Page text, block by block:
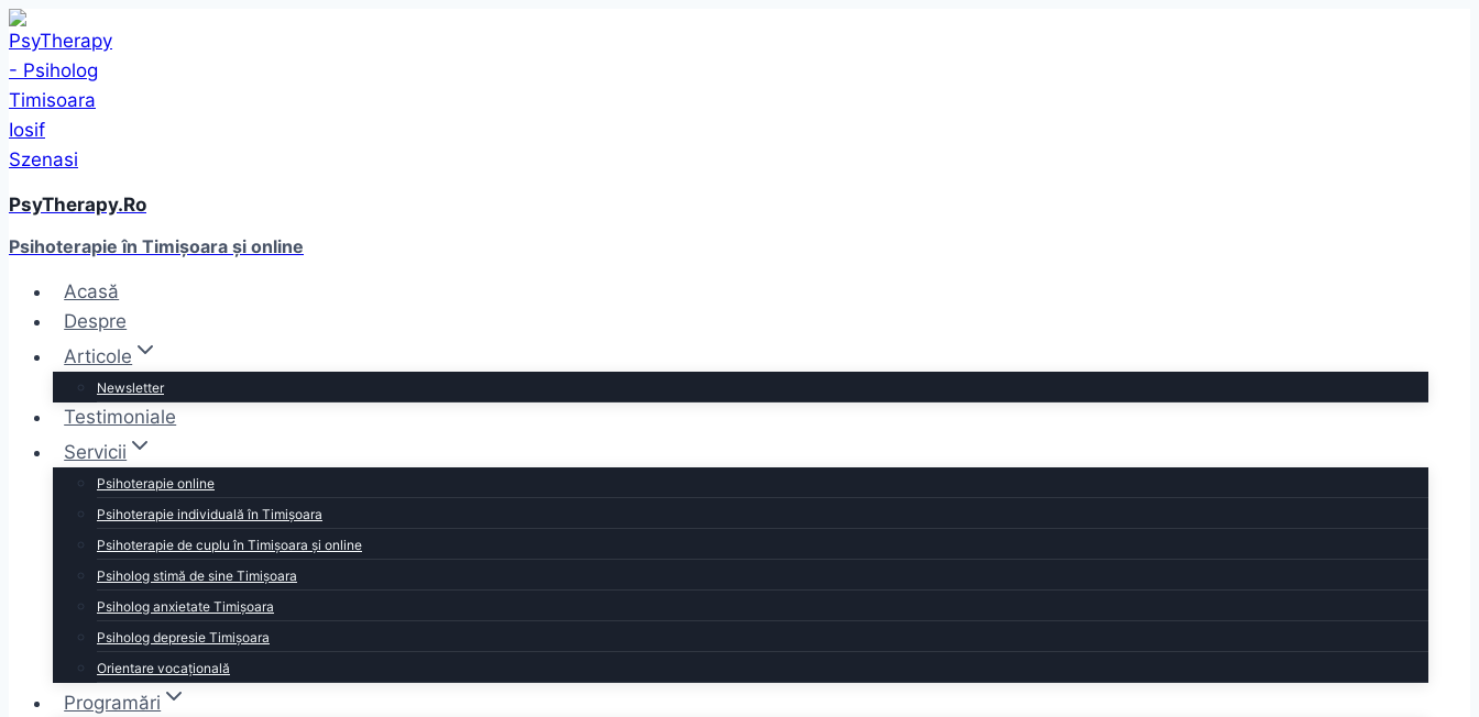
Skip
to
content
PsyTherapy.Ro
Psihoterapie în Timişoara și online
Acasă
Despre
Articole
Newsletter
Testimoniale
Servicii
Psihoterapie online
Psihoterapie individuală în Timișoara
Psihoterapie de cuplu în Timișoara și online
Psiholog stimă de sine Timișoara
Psiholog anxietate Timișoara
Psiholog depresie Timișoara
Orientare vocațională
Programări